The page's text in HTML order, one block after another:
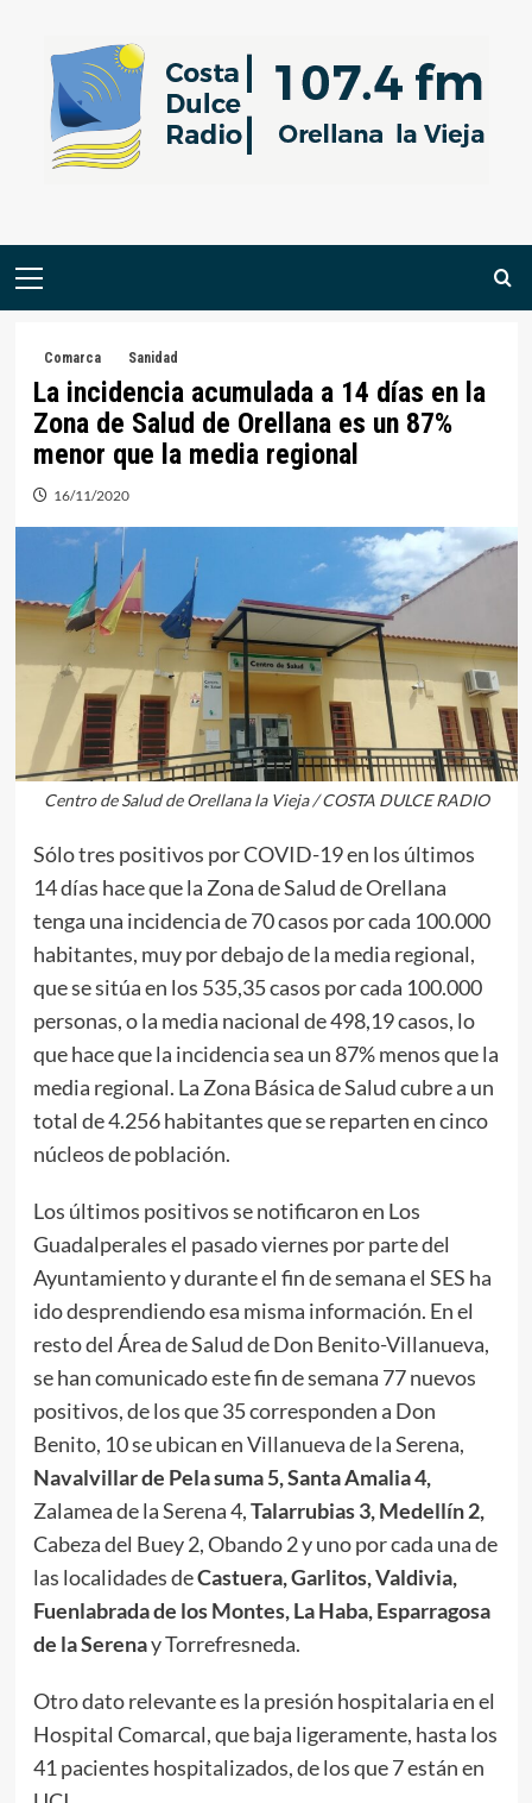
contenido
Menú
Comarca Sanidad
La incidencia acumulada a 14 días en la
Zona de Salud de Orellana es un 87%
menor que la media regional
16/11/2020
Centro de Salud de Orellana la Vieja / COSTA DULCE RADIO
Sólo tres positivos por COVID-19 en los últimos
14 días hace que la Zona de Salud de Orellana
tenga una incidencia de 70 casos por cada 100.000
habitantes, muy por debajo de la media regional,
que se sitúa en los 535,35 casos por cada 100.000
personas, o la media nacional de 498,19 casos, lo
que hace que la incidencia sea un 87% menos que la
media regional. La Zona Básica de Salud cubre a un
total de 4.256 habitantes que se reparten en cinco
núcleos de población.
Los últimos positivos se notificaron en Los
Guadalperales el pasado viernes por parte del
Ayuntamiento y durante el fin de semana el SES ha
ido desprendiendo esa misma información. En el
resto del Área de Salud de Don Benito-Villanueva,
se han comunicado este fin de semana 77 nuevos
positivos, de los que 35 corresponden a Don
Benito, 10 se ubican en Villanueva de la Serena,
Navalvillar de Pela suma 5,Santa Amalia 4,
Zalamea de la Serena 4,Talarrubias 3, Medellín 2,
Cabeza del Buey 2, Obando 2 y uno por cada una de
las localidades deCastuera, Garlitos, Valdivia,
Fuenlabrada de los Montes, La Haba, Esparragosa
de la Serenay Torrefresneda.
Otro dato relevante es la presión hospitalaria en el
Hospital Comarcal, que baja ligeramente, hasta los
41 pacientes hospitalizados, de los que 7 están en